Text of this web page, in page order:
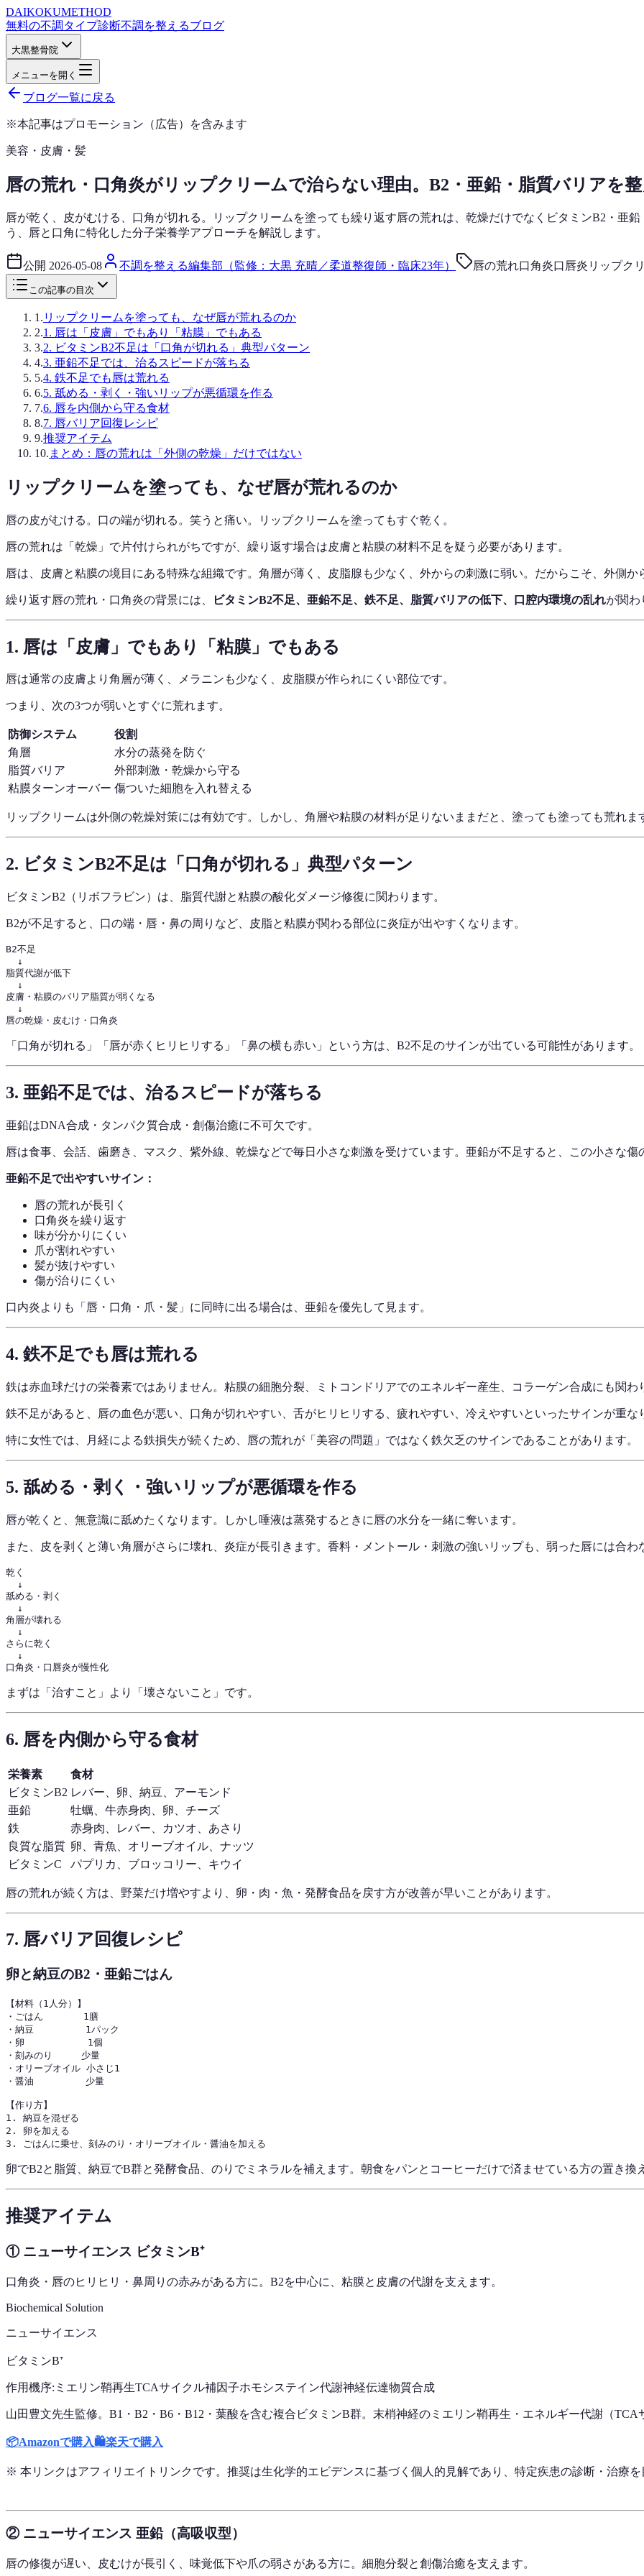
DAIKOKUMETHOD
無料の不調タイプ診断不調を整えるブログ
大黒整骨院
メニューを開く
ブログ一覧に戻る
※本記事はプロモーション（広告）を含みます
美容・皮膚・髪
唇の荒れ・口角炎がリップクリームで治らない理由。B2・亜鉛・脂質バリアを
唇が乾く、皮がむける、口角が切れる。リップクリームを塗っても繰り返す唇の荒れは、乾燥だけでなくビタミンB2・亜
う、唇と口角に特化した分子栄養学アプローチを解説します。
公開 2026-05-08 不調を整える編集部（監修：大黒 充晴／柔道整復師・臨床23年） 唇の荒れ口角炎口唇炎 リップク
この記事の目次
1 . リップクリームを塗っても、なぜ唇が荒れるのか
2.1. 唇は「皮膚」でもあり「粘膜」でもある
3.2. ビタミンB2不足は「口角が切れる」典型パターン
4.3. 亜鉛不足では、治るスピードが落ちる
5.4. 鉄不足でも唇は荒れる
6.5. 舐める・剥く・強いリップが悪循環を作る
7.6. 唇を内側から守る食材
8.7. 唇バリア回復レシピ
9.推奨アイテム
10. まとめ：唇の荒れは「外側の乾燥」だけではない
リップクリームを塗っても、なぜ唇が荒れるのか
唇の皮がむける。口の端が切れる。笑うと痛い。リップクリームを塗ってもすぐ乾く。
唇の荒れは「乾燥」で片付けられがちですが、繰り返す場合は皮膚と粘膜の材料不足を疑う必要があります。
唇は、皮膚と粘膜の境目にある特殊な組織です。角層が薄く、皮脂腺も少なく、外からの刺激に弱い。だからこそ、外側
繰り返す唇の荒れ・口角炎の背景には、 ビタミンB2不足、亜鉛不足、鉄不足、脂質バリアの低下、口腔内環境の乱れが関わ
1. 唇は「皮膚」でもあり「粘膜」でもある
唇は通常の皮膚より角層が薄く、メラニンも少なく、皮脂膜が作られにくい部位です。
つまり、次の3つが弱いとすぐに荒れます。
防御システム
役割
角層
水分の蒸発を防ぐ
脂質バリア
外部刺激・乾燥から守る
粘膜ターンオーバー 傷ついた細胞を入れ替える
リップクリームは外側の乾燥対策には有効です。しかし、角層や粘膜の材料が足りないままだと、塗っても塗っても荒れま
2. ビタミンB2不足は「口角が切れる」典型パターン
ビタミンB2（リボフラビン）は、脂質代謝と粘膜の酸化ダメージ修復に関わります。
B2が不足すると、口の端・唇・鼻の周りなど、皮脂と粘膜が関わる部位に炎症が出やすくなります。
B2不足
  ↓
脂質代謝が低下
  ↓
皮膚・粘膜のバリア脂質が弱くなる
  ↓
「口角が切れる」「唇が赤くヒリヒリする」「鼻の横も赤い」という方は、B2不足のサインが出ている可能性があります。
3. 亜鉛不足では、治るスピードが落ちる
亜鉛はDNA合成・タンパク質合成・創傷治癒に不可欠です。
唇は食事、会話、歯磨き、マスク、紫外線、乾燥などで毎日小さな刺激を受けています。亜鉛が不足すると、この小さな傷
亜鉛不足で出やすいサイン：
唇の荒れが長引く
口角炎を繰り返す
味が分かりにくい
爪が割れやすい
髪が抜けやすい
傷が治りにくい
口内炎よりも「唇・口角・爪・髪」に同時に出る場合は、亜鉛を優先して見ます。
4. 鉄不足でも唇は荒れる
鉄は赤血球だけの栄養素ではありません。粘膜の細胞分裂、ミトコンドリアでのエネルギー産生、コラーゲン合成にも関わ
鉄不足があると、唇の血色が悪い、口角が切れやすい、舌がヒリヒリする、疲れやすい、冷えやすいといったサインが重な
特に女性では、月経による鉄損失が続くため、唇の荒れが「美容の問題」ではなく鉄欠乏のサインであることがあります。
5. 舐める・剥く・強いリップが悪循環を作る
唇が乾くと、無意識に舐めたくなります。しかし唾液は蒸発するときに唇の水分を一緒に奪います。
また、皮を剥くと薄い角層がさらに壊れ、炎症が長引きます。香料・メントール・刺激の強いリップも、弱った唇には合わ
乾く
  ↓
舐める・剥く
  ↓
角層が壊れる
  ↓
さらに乾く
  ↓
まずは「治すこと」より「壊さないこと」です。
6. 唇を内側から守る食材
栄養素
食材
ビタミンB2 レバー、卵、納豆、アーモンド
亜鉛
牡蠣、牛赤身肉、卵、チーズ
鉄
赤身肉、レバー、カツオ、あさり
良質な脂質 卵、青魚、オリーブオイル、ナッツ
ビタミンC
パプリカ、ブロッコリー、キウイ
唇の荒れが続く方は、野菜だけ増やすより、卵・肉・魚・発酵食品を戻す方が改善が早いことがあります。
7. 唇バリア回復レシピ
卵と納豆のB2・亜鉛ごはん
【材料（1人分）】
・ごはん       1膳
・納豆         1パック
・卵           1個
・刻みのり     少量
・オリーブオイル 小さじ1
・醤油         少量
【作り方】
1. 納豆を混ぜる
2. 卵を加える
卵でB2と脂質、納豆でB群と発酵食品、のりでミネラルを補えます。朝食をパンとコーヒーだけで済ませている方の置き換
推奨アイテム
① ニューサイエンス ビタミンB⁺
口角炎・唇のヒリヒリ・鼻周りの赤みがある方に。B2を中心に、粘膜と皮膚の代謝を支えます。
Biochemical Solution
ニューサイエンス
ビタミンB⁺
作用機序: ミエリン鞘再生TCAサイクル補因子ホモシステイン代謝神経伝達物質合成
山田豊文先生監修。B1・B2・B6・B12・葉酸を含む複合ビタミンB群。末梢神経のミエリン鞘再生・エネルギー代謝（
📦Amazonで購入🛍️楽天で購入
※ 本リンクはアフィリエイトリンクです。推奨は生化学的エビデンスに基づく個人的見解であり、特定疾患の診断・治療
② ニューサイエンス 亜鉛（高吸収型）
唇の修復が遅い、皮むけが長引く、味覚低下や爪の弱さがある方に。細胞分裂と創傷治癒を支えます。